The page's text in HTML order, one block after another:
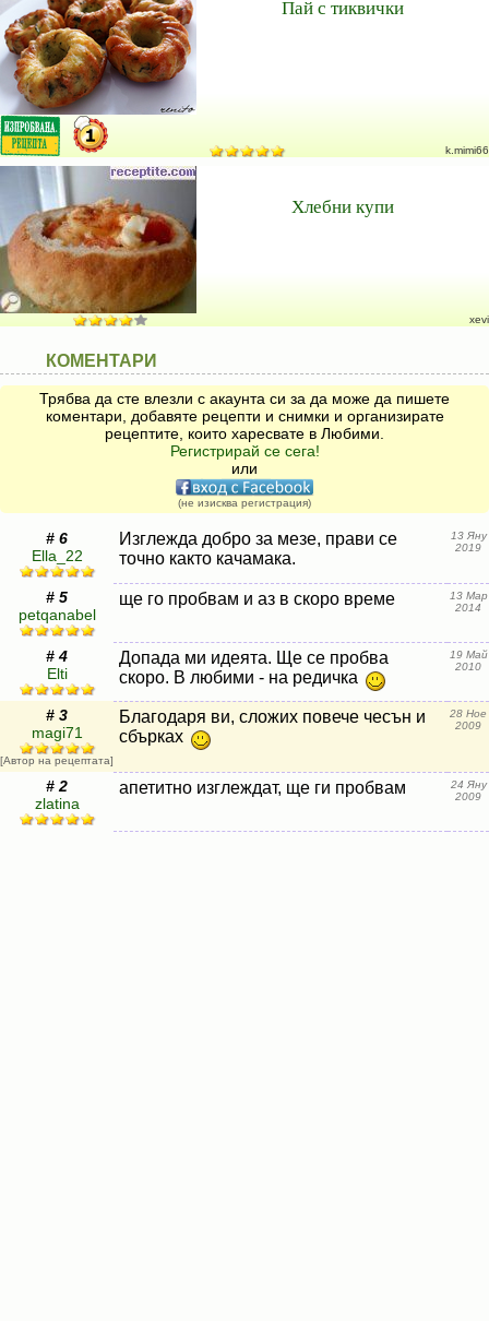
Пай с тиквички
k.mimi66
Хлебни купи
xevi
КОМЕНТАРИ
Трябва да сте влезли с акаунта си за да може да пишете
коментари, добавяте рецепти и снимки и организирате
рецептите, които харесвате в Любими.
Регистрирай се сега!
или
(не изисква регистрация)
# 6
Ella_22
Изглежда добро за мезе, прави се
точно както качамака.
13 Яну
2019
# 5
petqanabel
ще го пробвам и аз в скоро време
13 Мар
2014
# 4
Elti
Допада ми идеята. Ще се пробва
скоро. В любими - на редичка
19 Май
2010
# 3
magi71
[Автор на рецептата]
Благодаря ви, сложих повече чесън и
сбърках
28 Ное
2009
# 2
zlatina
апетитно изглеждат, ще ги пробвам
24 Яну
2009